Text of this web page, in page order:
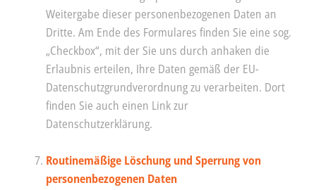
Weitergabe dieser personenbezogenen Daten an
Dritte. Am Ende des Formulares finden Sie eine sog.
„Checkbox“, mit der Sie uns durch anhaken die
Erlaubnis erteilen, Ihre Daten gemäß der EU-
Datenschutzgrundverordnung zu verarbeiten. Dort
finden Sie auch einen Link zur
Datenschutzerklärung.
Routinemäßige Löschung und Sperrung von
personenbezogenen Daten